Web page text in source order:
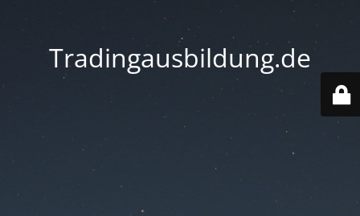
Tradingausbildung.de